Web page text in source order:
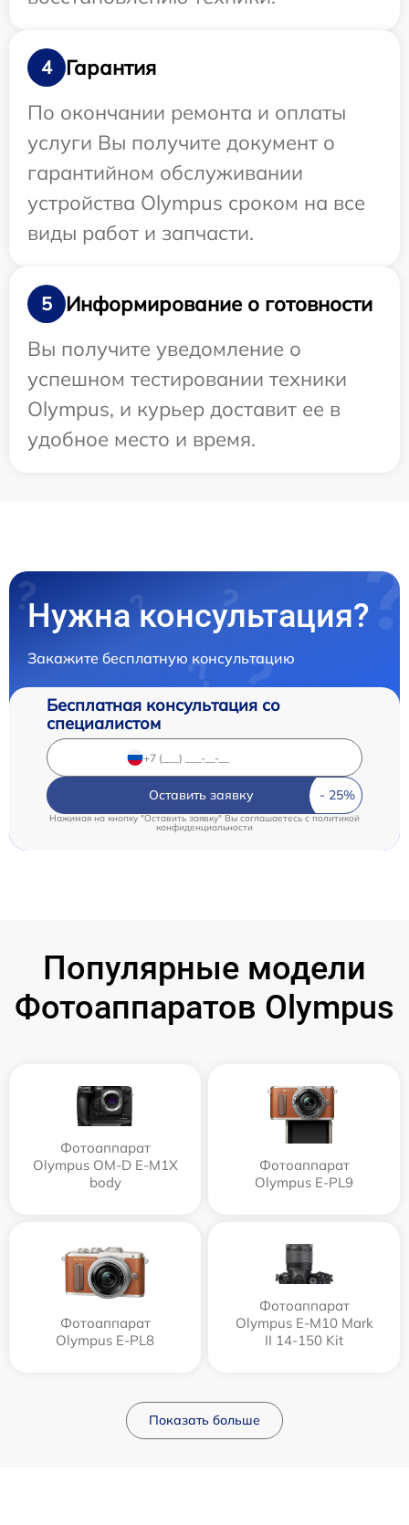
4
Гарантия
По окончании ремонта и оплаты
услуги Вы получите документ о
гарантийном обслуживании
устройства Olympus сроком на все
виды работ и запчасти.
5
Информирование о готовности
Вы получите уведомление о
успешном тестировании техники
Olympus, и курьер доставит ее в
удобное место и время.
Нужна консультация?
Закажите бесплатную консультацию
Бесплатная консультация со
специалистом
Оставить заявку
Нажимая на кнопку "Оставить заявку" Вы соглашаетесь c политикой
конфиденциальности
Популярные модели
Фотоаппаратов Olympus
Фотоаппарат
Olympus OM-D E-M1X
body
Фотоаппарат
Olympus E‑PL9
Фотоаппарат
Olympus E-PL8
Фотоаппарат
Olympus E‑M10 Mark
II 14-150 Kit
Показать больше